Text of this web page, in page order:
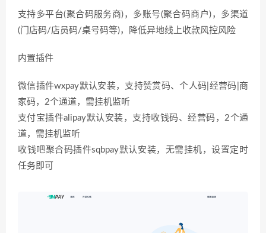
支持多平台(聚合码服务商)，多账号(聚合码商户)，多渠道
(门店码/店员码/桌号码等)，降低异地线上收款风控风险
内置插件
微信插件wxpay默认安装，支持赞赏码、个人码|经营码|商
家码，2个通道，需挂机监听
支付宝插件alipay默认安装，支持收钱码、经营码，2个通
道，需挂机监听
收钱吧聚合码插件sqbpay默认安装，无需挂机，设置定时
任务即可